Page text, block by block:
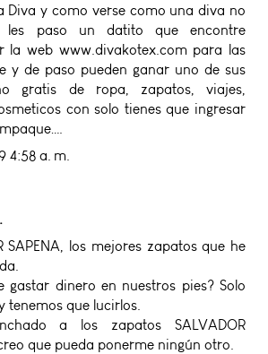
Diva y como verse como una diva no
paso un datito que encontre
la web www.divakotex.com para las
y de paso pueden ganar uno de sus
gratis de ropa, zapatos, viajes,
con solo tienes que ingresar
4:58 a. m.
SAPENA, los mejores zapatos que he
gastar dinero en nuestros pies? Solo
tenemos que lucirlos.
a los zapatos SALVADOR
que pueda ponerme ningún otro.